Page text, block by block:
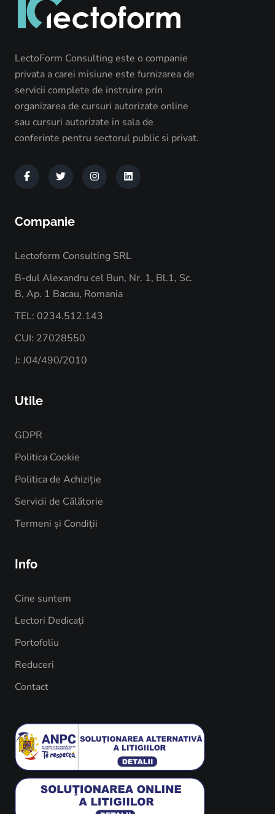
LectoForm Consulting este o companie
privata a carei misiune este furnizarea de
servicii complete de instruire prin
organizarea de cursuri autorizate online
sau cursuri autorizate in sala de
conferinte pentru sectorul public si privat.
Companie
Lectoform Consulting SRL
B-dul Alexandru cel Bun, Nr. 1, Bl.1, Sc.
B, Ap. 1 Bacau, Romania
TEL: 0234.512.143
CUI: 27028550
J: J04/490/2010
Utile
GDPR
Politica Cookie
Politica de Achiziție
Servicii de Călătorie
Termeni și Condiții
Info
Cine suntem
Lectori Dedicați
Portofoliu
Reduceri
Contact